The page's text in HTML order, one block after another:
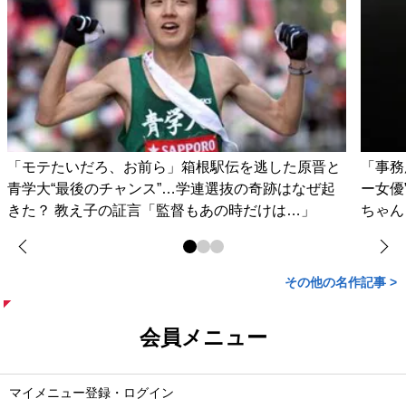
「モテたいだろ、お前ら」箱根駅伝を逃した原晋と
青学大“最後のチャンス”…学連選抜の奇跡はなぜ起
きた？ 教え子の証言「監督もあの時だけは…」
「事
ー女
ちゃ
その他の名作記事 >
会員メニュー
マイメニュー登録・ログイン